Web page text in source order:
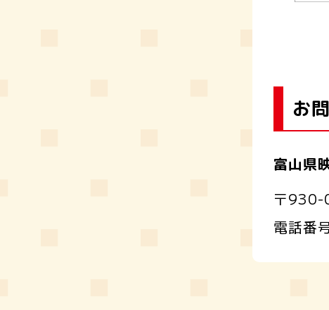
お
富山県
〒930-
電話番